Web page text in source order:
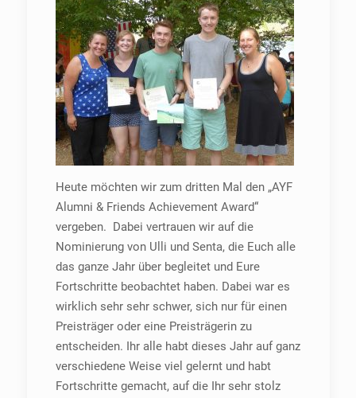
Heute möchten wir zum dritten Mal den „AYF
Alumni & Friends Achievement Award“
vergeben. Dabei vertrauen wir auf die
Nominierung von Ulli und Senta, die Euch alle
das ganze Jahr über begleitet und Eure
Fortschritte beobachtet haben. Dabei war es
wirklich sehr sehr schwer, sich nur für einen
Preisträger oder eine Preisträgerin zu
entscheiden. Ihr alle habt dieses Jahr auf ganz
verschiedene Weise viel gelernt und habt
Fortschritte gemacht, auf die Ihr sehr stolz